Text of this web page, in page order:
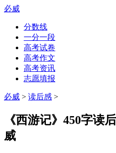
必威
分数线
一分一段
高考试卷
高考作文
高考资讯
志愿填报
必威 > 读后感 >
《西游记》450字读
威